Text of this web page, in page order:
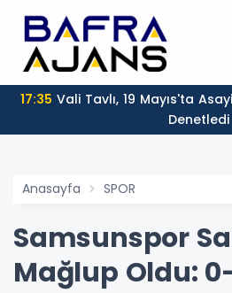
17:35
Denetledi
Anasayfa SPOR
Samsunspor
Mağlup Oldu: